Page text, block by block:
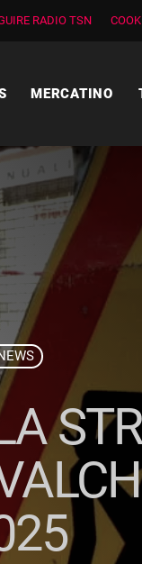
RADIO TSN
MERCATINO